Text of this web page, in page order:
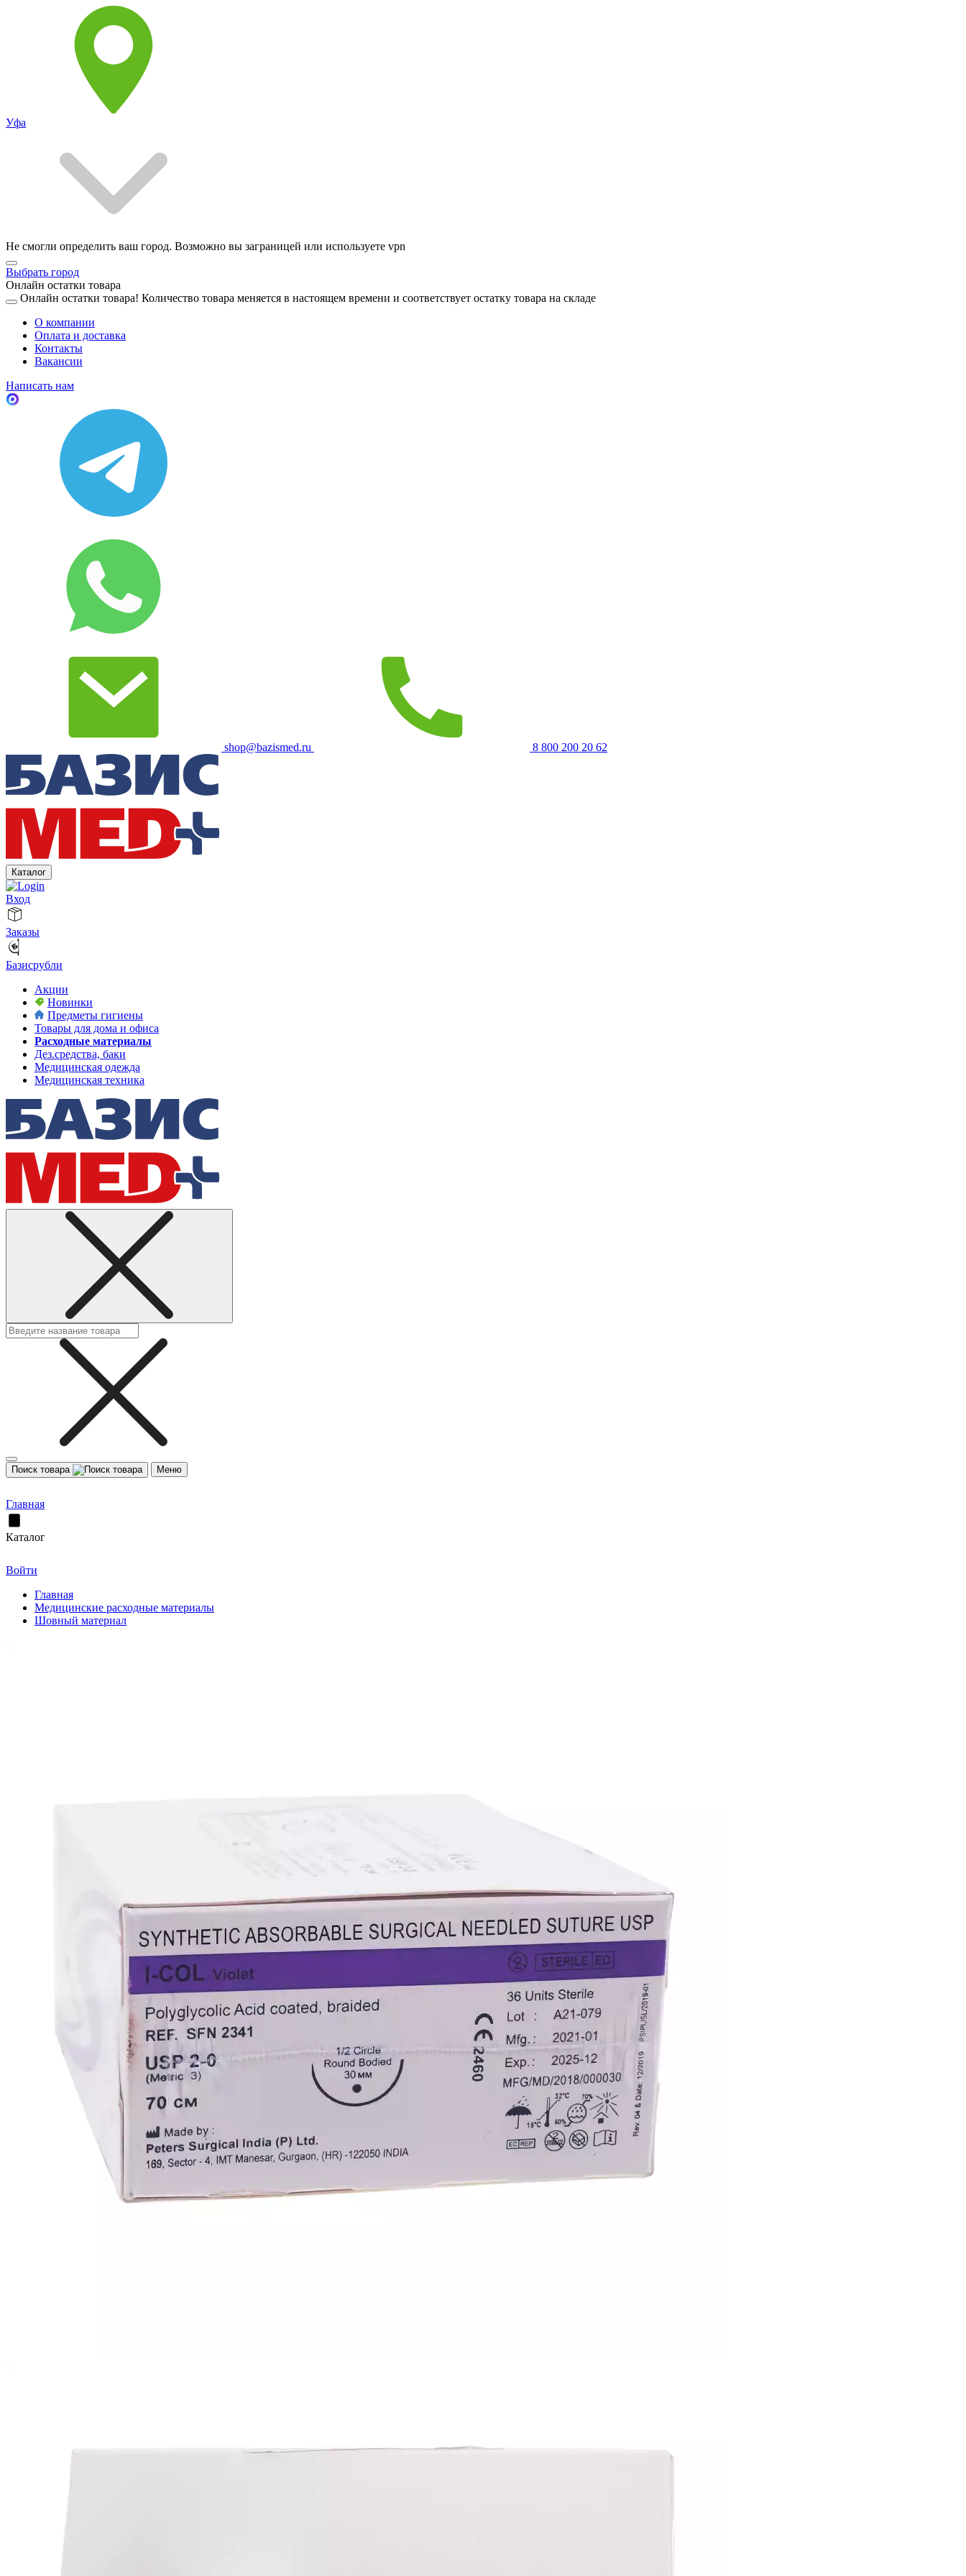
Уфа
Не смогли определить ваш город. Возможно вы заграницей или используете vpn
Выбрать город
Онлайн остатки товара
Онлайн остатки товара! Количество товара меняется в настоящем времени и соответствует остатку товара на складе
О компании
Оплата и доставка
Контакты
Вакансии
Написать нам
shop@bazismed.ru 8 800 200 20 62
Каталог
Вход
Заказы
Базисрубли
Акции
Новинки
Предметы гигиены
Товары для дома и офиса
Расходные материалы
Дез.средства, баки
Медицинская одежда
Медицинская техника
Поиск товара Меню
Главная
Каталог
Войти
Главная
Медицинские расходные материалы
Шовный материал